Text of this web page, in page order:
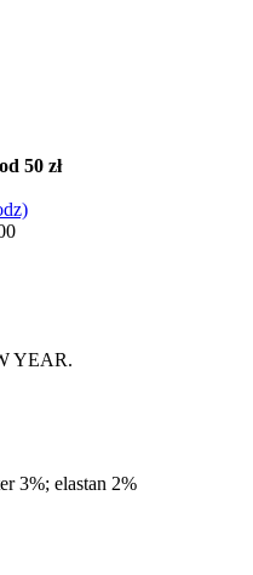
50 zł
YEAR.
3%; elastan 2%